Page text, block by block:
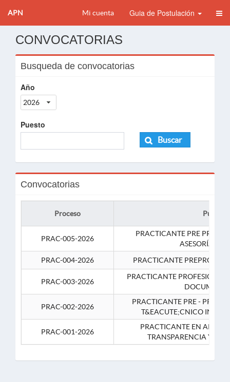
APN Mi cuenta Guia de Postulación
CONVOCATORIAS
Busqueda de convocatorias
Año
2026
Puesto
Buscar
Convocatorias
Proceso Puesto
PRAC-005-2026
PRACTICANTE PRE
ASESORÍA
PRAC-004-2026
PRACTICANTE
PRAC-003-2026
PRACTICANTE
PRAC-002-2026
PRACTICANTE PRE -
T&EACUTE;CNICO
PRAC-001-2026
PRACTICANTE EN APOYO
TRANSPARENCIA Y